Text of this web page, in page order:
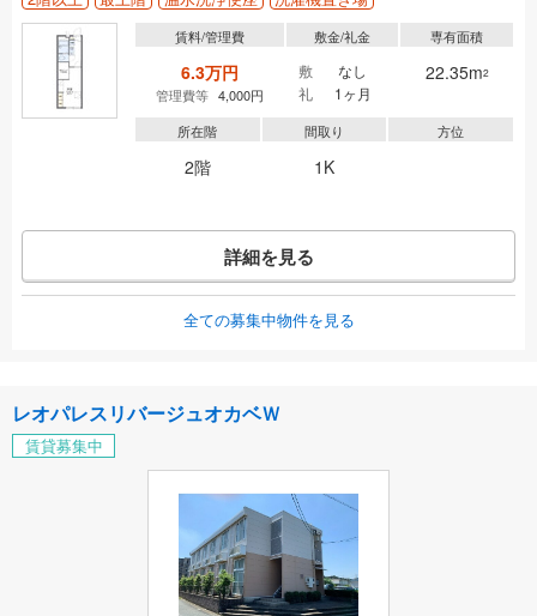
賃料/管理費
6.3万円
管理費等 4,000円
敷金/礼金
敷
なし
礼
1ヶ月
専有面積
22.35m2
所在階
2階
間取り
1K
方位
詳細を見る
全ての募集中物件を見る
レオパレスリバージュオカベＷ
賃貸募集中